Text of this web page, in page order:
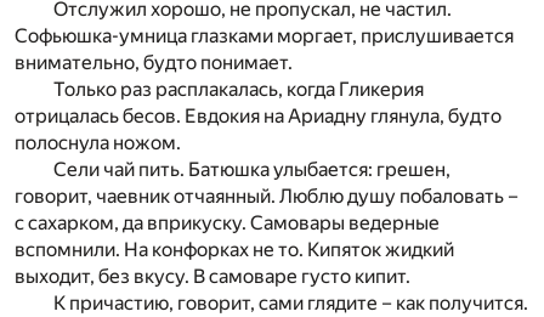
Отслужил хорошо, не пропускал, не частил.
Софьюшка-умница глазками моргает, прислушивается
внимательно, будто понимает.
Только раз расплакалась, когда Гликерия
отрицалась бесов. Евдокия на Ариадну глянула, будто
полоснула ножом.
Сели чай пить. Батюшка улыбается: грешен,
говорит, чаевник отчаянный. Люблю душу побаловать –
с сахарком, да вприкуску. Самовары ведерные
вспомнили. На конфорках не то. Кипяток жидкий
выходит, без вкусу. В самоваре густо кипит.
К причастию, говорит, сами глядите – как получится.